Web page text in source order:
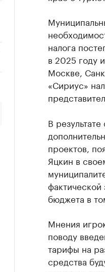
налога
в 2025 году
Москве,
«Сириус»
В
проектов,
Яцкин в
фактической
бюджета в
Мнения
поводу
тарифы на
средства